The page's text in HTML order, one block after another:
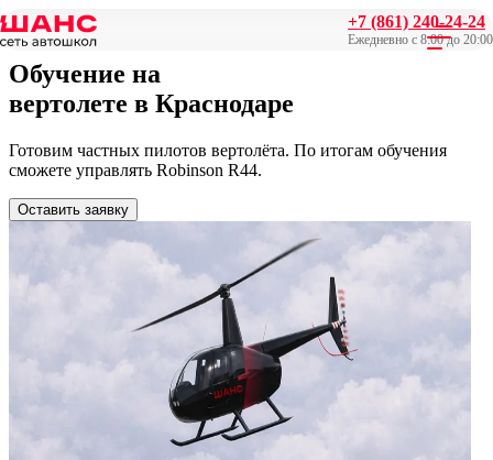
+7 (861) 240-24-24
Ежедневно с 8:00 до 20:00
Главная/Вертолёт
Обучение на
вертолете в Краснодаре
Готовим частных пилотов вертолёта. По итогам обучения
сможете управлять Robinson R44.
Оставить заявку